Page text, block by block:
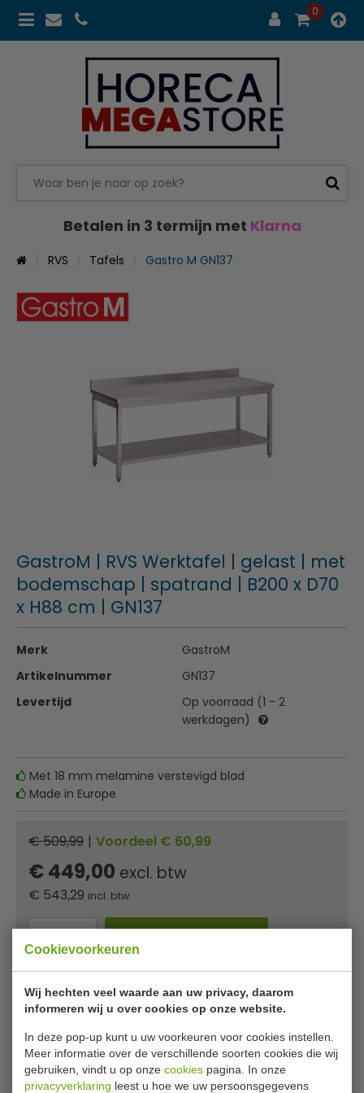
Cookievoorkeuren
Wij hechten veel waarde aan uw privacy, daarom
informeren wij u over cookies op onze website.
In deze pop-up kunt u uw voorkeuren voor cookies instellen.
Meer informatie over de verschillende soorten cookies die wij
gebruiken, vindt u op onze cookies pagina. In onze
privacyverklaring leest u hoe we uw persoonsgegevens
0
Betalen in 3 termijn met Klarna
RVS Tafels Gastro M GN137
GastroM | RVS Werktafel | gelast | met
bodemschap | spatrand | B200 x D70
x H88 cm | GN137
Merk
GastroM
Artikelnummer
GN137
Levertijd
Op voorraad (1 - 2
werkdagen)
Met 18 mm melamine verstevigd blad
Made in Europe
€ 509,99 | Voordeel € 60,99
€ 449,00 excl. btw
€ 543,29 incl. btw
In winkelwagentje
Ofbetaal181,10in 3 termijnenmet Klarna
Wilt u professionele horecatafels, zoals rvs werkbanken,
kopen? Doe dit via onze webshop en profiteer van
uitstekende voorwaarden zoals snelle levering.